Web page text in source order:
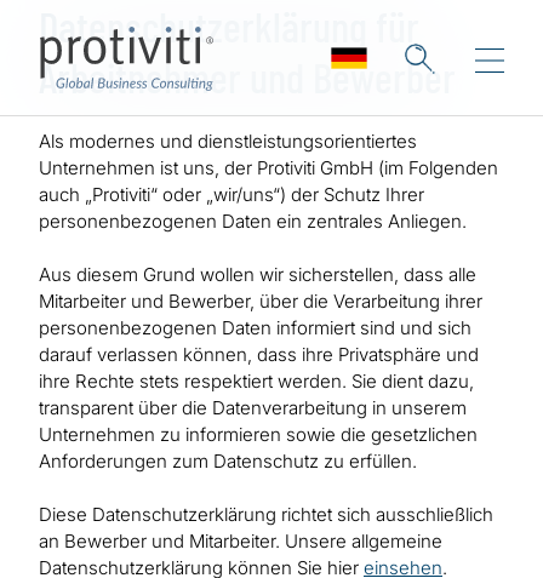
Datenschutzerklärung für
Arbeitnehmer und Bewerber
Als modernes und dienstleistungsorientiertes
Unternehmen ist uns, der Protiviti GmbH (im Folgenden
auch „Protiviti“ oder „wir/uns“) der Schutz Ihrer
personenbezogenen Daten ein zentrales Anliegen.
Aus diesem Grund wollen wir sicherstellen, dass alle
Mitarbeiter und Bewerber, über die Verarbeitung ihrer
personenbezogenen Daten informiert sind und sich
darauf verlassen können, dass ihre Privatsphäre und
ihre Rechte stets respektiert werden. Sie dient dazu,
transparent über die Datenverarbeitung in unserem
Unternehmen zu informieren sowie die gesetzlichen
Anforderungen zum Datenschutz zu erfüllen.
Diese Datenschutzerklärung richtet sich ausschließlich
an Bewerber und Mitarbeiter. Unsere allgemeine
Datenschutzerklärung können Sie hier einsehen.